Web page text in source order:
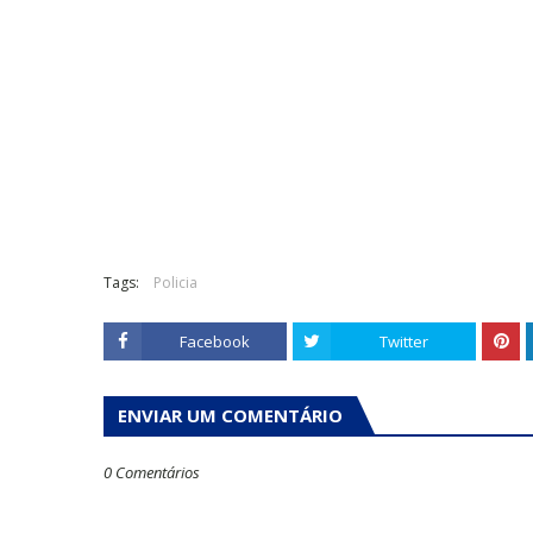
Tags: Policia
Facebook Twitter
ENVIAR UM COMENTÁRIO
0 Comentários